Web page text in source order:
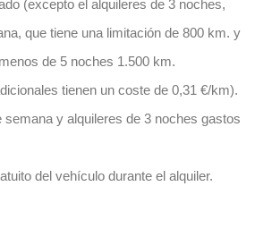
(excepto el alquileres de 3 noches,
que tiene una limitación de 800 km. y
de 5 noches 1.500 km.
tienen un coste de 0,31 €/km).
semana y alquileres de 3 noches gastos
del vehículo durante el alquiler.